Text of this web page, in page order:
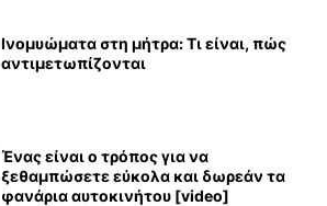
Ινομυώματα στη μήτρα: Τι είναι, πώς
αντιμετωπίζονται
Ένας είναι ο τρόπος για να
ξεθαμπώσετε εύκολα και δωρεάν τα
φανάρια αυτοκινήτου [video]